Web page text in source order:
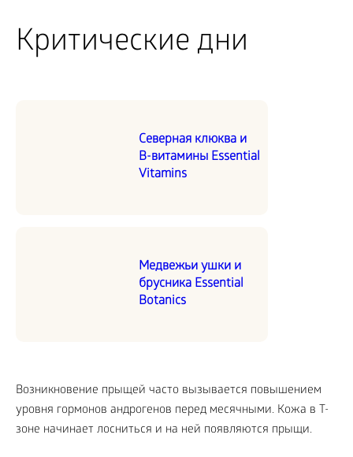
Критические дни
Северная клюква и
В-витамины Essential
Vitamins
Медвежьи ушки и
брусника Essential
Botanics
Возникновение прыщей часто вызывается повышением
уровня гормонов андрогенов перед месячными. Кожа в Т-
зоне начинает лосниться и на ней появляются прыщи.